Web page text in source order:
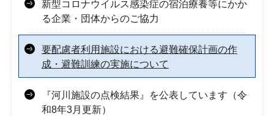
新型コロナウイルス感染症の宿泊療養等にかか
る企業・団体からのご協力
要配慮者利用施設における避難確保計画の作
成・避難訓練の実施について
『河川施設の点検結果』を公表しています（令
和8年3月更新）